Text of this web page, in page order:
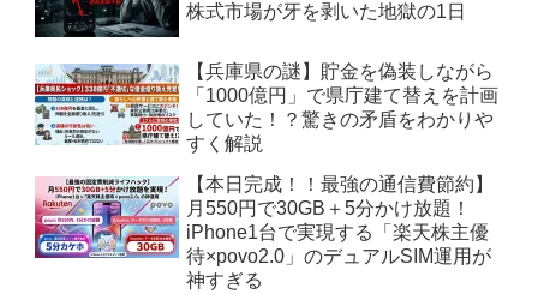
株式市場が牙を剥いた地獄の1日
【兵庫県の謎】貯金を偽装しながら
「1000億円」で県庁建て替えを計画
していた！？驚きの矛盾をわかりや
すく解説
【本日完成！！最強の通信費節約】
月550円で30GB＋5分かけ放題！
iPhone1台で実現する「楽天株主優
待×povo2.0」のデュアルSIM運用が
神すぎる